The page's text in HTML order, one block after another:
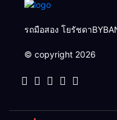
รถมือสอง โยรัชดา
© copyright 2026